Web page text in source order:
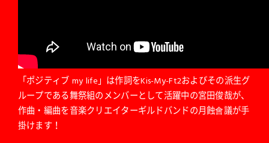
「ポジティブ my life」は作詞をKis-My-Ft2およびその派生グ
ループである舞祭組のメンバーとして活躍中の宮田俊哉が、
作曲・編曲を音楽クリエイターギルドバンドの月蝕會議が手
掛けます！